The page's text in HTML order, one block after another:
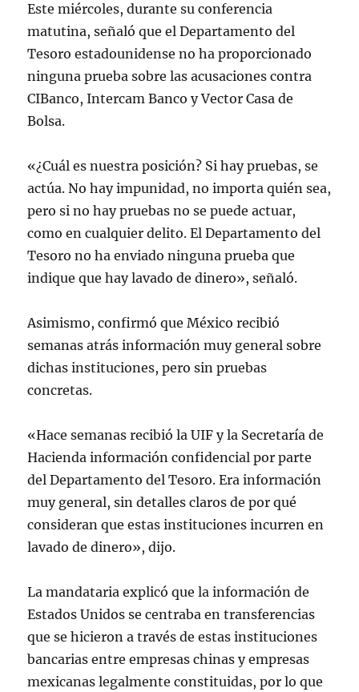
Este miércoles, durante su conferencia
matutina, señaló que el Departamento del
Tesoro estadounidense no ha proporcionado
ninguna prueba sobre las acusaciones contra
CIBanco, Intercam Banco y Vector Casa de
Bolsa.
«¿Cuál es nuestra posición? Si hay pruebas, se
actúa. No hay impunidad, no importa quién sea,
pero si no hay pruebas no se puede actuar,
como en cualquier delito. El Departamento del
Tesoro no ha enviado ninguna prueba que
indique que hay lavado de dinero», señaló.
Asimismo, confirmó que México recibió
semanas atrás información muy general sobre
dichas instituciones, pero sin pruebas
concretas.
«Hace semanas recibió la UIF y la Secretaría de
Hacienda información confidencial por parte
del Departamento del Tesoro. Era información
muy general, sin detalles claros de por qué
consideran que estas instituciones incurren en
lavado de dinero», dijo.
La mandataria explicó que la información de
Estados Unidos se centraba en transferencias
que se hicieron a través de estas instituciones
bancarias entre empresas chinas y empresas
mexicanas legalmente constituidas, por lo que